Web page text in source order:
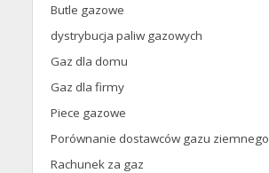
Butle gazowe
dystrybucja paliw gazowych
Gaz dla domu
Gaz dla firmy
Piece gazowe
Porównanie dostawców gazu ziemnego
Rachunek za gaz